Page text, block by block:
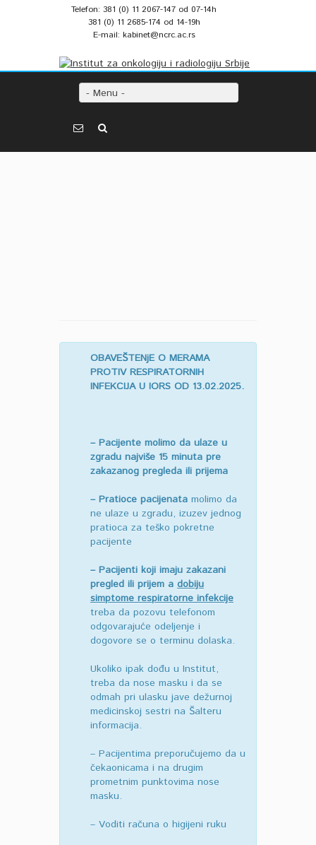
Telefon: 381 (0) 11 2067-147 od 07-14h
381 (0) 11 2685-174 od 14-19h
E-mail: kabinet@ncrc.ac.rs
- Menu -
OBAVEŠTENjE O MERAMA
PROTIV RESPIRATORNIH
INFEKCIJA U IORS OD 13.02.2025.
– Pacijente molimo da ulaze u
zgradu najviše 15 minuta pre
zakazanog pregleda ili prijema
– Pratioce pacijenata molimo da
ne ulaze u zgradu, izuzev jednog
pratioca za teško pokretne
pacijente
– Pacijenti koji imaju zakazani
pregled ili prijem a dobiju
simptome respiratorne infekcije
treba da pozovu telefonom
odgovarajuće odeljenje i
dogovore se o terminu dolaska.
Ukoliko ipak dođu u Institut,
treba da nose masku i da se
odmah pri ulasku jave dežurnoj
medicinskoj sestri na Šalteru
informacija.
– Pacijentima preporučujemo da u
čekaonicama i na drugim
prometnim punktovima nose
masku.
– Voditi računa o higijeni ruku